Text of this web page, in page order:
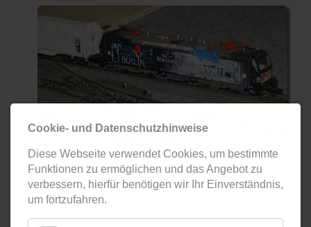
"Tag der Maueröffnung", die BR 193 der MRCE ein
Cookie- und Datenschutzhinweise
Diese Webseite verwendet Cookies, um bestimmte
Funktionen zu ermöglichen und das Angebot zu
verbessern, hierfür benötigen wir Ihr Einverständnis,
um fortzufahren.